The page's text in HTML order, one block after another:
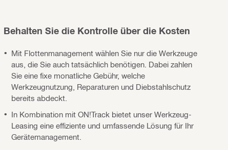
Behalten Sie die Kontrolle über die Kosten
Mit Flottenmanagement wählen Sie nur die Werkzeuge
aus, die Sie auch tatsächlich benötigen. Dabei zahlen
Sie eine fixe monatliche Gebühr, welche
Werkzeugnutzung, Reparaturen und Diebstahlschutz
bereits abdeckt.
In Kombination mit ON!Track bietet unser Werkzeug-
Leasing eine effiziente und umfassende Lösung für Ihr
Gerätemanagement.